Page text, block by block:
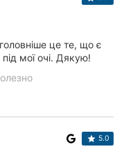
це те, що є
під мої очі. Дякую!
5.0